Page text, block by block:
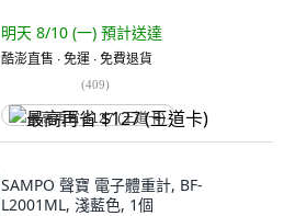
明天 8/10 (一) 預計送達
酷澎直售 ∙ 免運 ∙ 免費退貨
(409)
最高再省 $127 (王道卡)
SAMPO 聲寶 電子體重計, BF-
L2001ML, 淺藍色, 1個